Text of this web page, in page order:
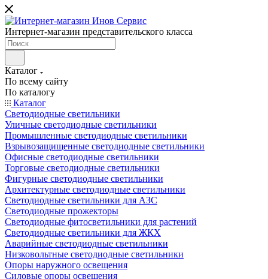
Интернет-магазин представительского класса
Каталог
По всему сайту
По каталогу
Каталог
Светодиодные светильники
Уличные светодиодные светильники
Промышленные светодиодные светильники
Взрывозащищенные светодиодные светильники
Офисные светодиодные светильники
Торговые светодиодные светильники
Фигурные светодиодные светильники
Архитектурные светодиодные светильники
Светодиодные светильники для АЗС
Светодиодные прожекторы
Светодиодные фитосветильники для растений
Светодиодные светильники для ЖКХ
Аварийные светодиодные светильники
Низковольтные светодиодные светильники
Опоры наружного освещения
Силовые опоры освещения